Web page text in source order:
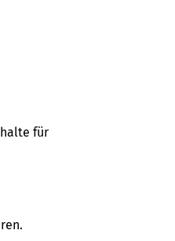
für